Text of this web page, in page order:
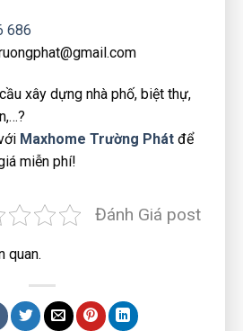
686
xây dựng nhà phố, biệt thự,
Maxhome Trường Phát để
miễn phí!
Đánh Giá post
quan.